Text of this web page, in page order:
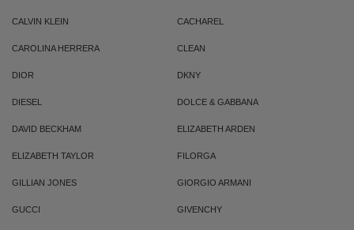
CALVIN KLEIN CACHAREL
CAROLINA HERRERA CLEAN
DIOR DKNY
DIESEL DOLCE & GABBANA
DAVID BECKHAM ELIZABETH ARDEN
ELIZABETH TAYLOR FILORGA
GILLIAN JONES GIORGIO ARMANI
GUCCI GIVENCHY